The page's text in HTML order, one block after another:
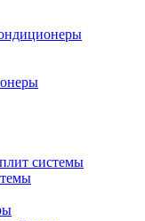
системы